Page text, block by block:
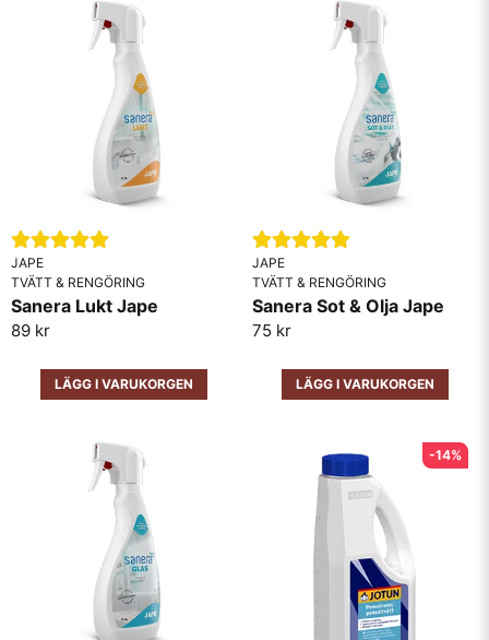
JAPE
TVÄTT & RENGÖRING
Sanera Lukt Jape
89 kr
LÄGG I VARUKORGEN
JAPE
TVÄTT & RENGÖRING
Sanera Sot & Olja Jape
75 kr
LÄGG I VARUKORGEN
-14%